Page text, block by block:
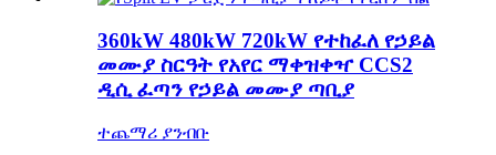
360kW 480kW 720kW የተከፈለ የኃይል
መሙያ ስርዓት የአየር ማቀዝቀዣ CCS2
ዲሲ ፈጣን የኃይል መሙያ ጣቢያ
ተጨማሪ ያንብቡ